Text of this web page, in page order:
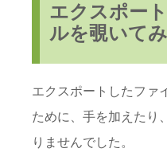
エクスポー
ルを覗いて
エクスポートしたファ
ために、手を加えたり
りませんでした。